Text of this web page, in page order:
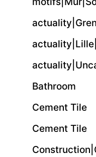
Bathroom
Cement Tile
Cement Tile